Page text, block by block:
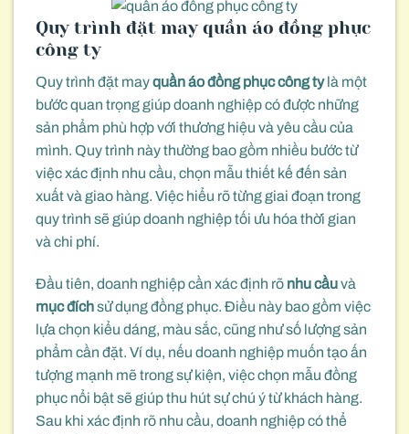
Quy trình đặt may quần áo đồng phục
công ty
Quy trình đặt mayquần áo đồng phục công tylà một
bước quan trọng giúp doanh nghiệp có được những
sản phẩm phù hợp với thương hiệu và yêu cầu của
mình. Quy trình này thường bao gồm nhiều bước từ
việc xác định nhu cầu, chọn mẫu thiết kế đến sản
xuất và giao hàng. Việc hiểu rõ từng giai đoạn trong
quy trình sẽ giúp doanh nghiệp tối ưu hóa thời gian
và chi phí.
Đầu tiên, doanh nghiệp cần xác định rõ nhu cầuvà
mục đíchsử dụng đồng phục. Điều này bao gồm việc
lựa chọn kiểu dáng, màu sắc, cũng như số lượng sản
phẩm cần đặt. Ví dụ, nếu doanh nghiệp muốn tạo ấn
tượng mạnh mẽ trong sự kiện, việc chọn mẫu đồng
phục nổi bật sẽ giúp thu hút sự chú ý từ khách hàng.
Sau khi xác định rõ nhu cầu, doanh nghiệp có thể